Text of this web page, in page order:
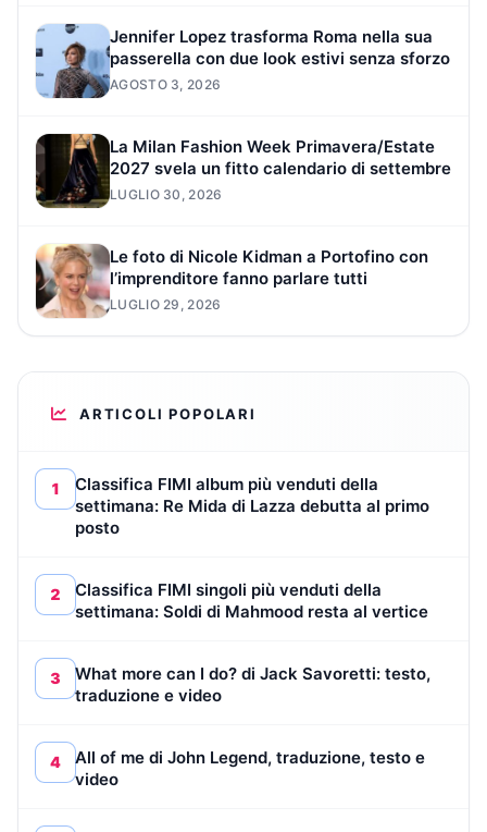
Jennifer Lopez trasforma Roma nella sua
passerella con due look estivi senza sforzo
AGOSTO 3, 2026
La Milan Fashion Week Primavera/Estate
2027 svela un fitto calendario di settembre
LUGLIO 30, 2026
Le foto di Nicole Kidman a Portofino con
l’imprenditore fanno parlare tutti
LUGLIO 29, 2026
ARTICOLI POPOLARI
1
Classifica FIMI album più venduti della
settimana: Re Mida di Lazza debutta al primo
posto
2
Classifica FIMI singoli più venduti della
settimana: Soldi di Mahmood resta al vertice
3
What more can I do? di Jack Savoretti: testo,
traduzione e video
4
All of me di John Legend, traduzione, testo e
video